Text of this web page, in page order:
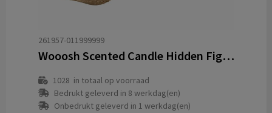
261957-011999999
Wooosh Scented Candle Hidden Fig geurkaars
1028 in totaal op voorraad
Bedrukt geleverd in 8 werkdag(en)
Onbedrukt geleverd in 1 werkdag(en)